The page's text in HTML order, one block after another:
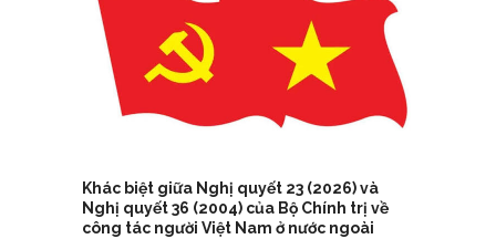
Khác biệt giữa Nghị quyết 23 (2026) và
Nghị quyết 36 (2004) của Bộ Chính trị về
công tác người Việt Nam ở nước ngoài